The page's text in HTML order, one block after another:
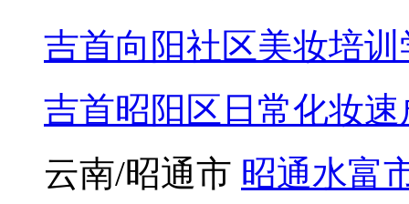
吉首漩潭社区化妆全
吉首马坡岭社区化妆